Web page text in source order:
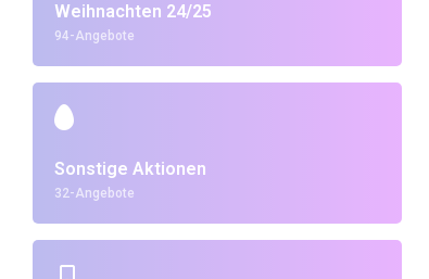
Weihnachten 24/25
94-Angebote
Sonstige Aktionen
32-Angebote